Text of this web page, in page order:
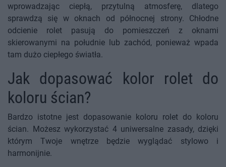
wprowadzając ciepłą, przytulną atmosferę, dlatego
sprawdzą się w oknach od północnej strony. Chłodne
odcienie rolet pasują do pomieszczeń z oknami
skierowanymi na południe lub zachód, ponieważ wpada
tam dużo ciepłego światła.
Jak dopasować kolor rolet do
koloru ścian?
Bardzo istotne jest dopasowanie koloru rolet do koloru
ścian. Możesz wykorzystać 4 uniwersalne zasady, dzięki
którym Twoje wnętrze będzie wyglądać stylowo i
harmonijnie.